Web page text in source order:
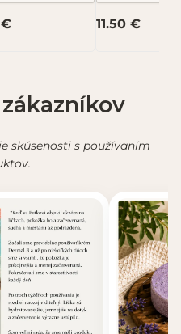
po schválení.
€ 11.50 €
skúsenosti s používaním